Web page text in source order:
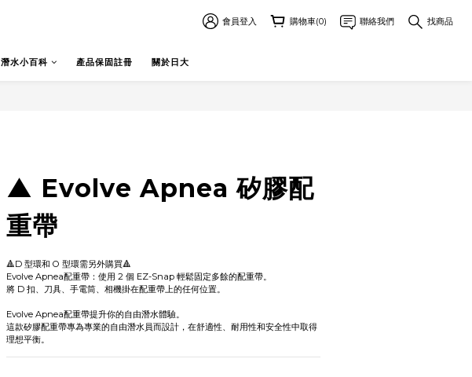
會員登入 購物車(0) 聯絡我們 找商品
潛水小百科 產品保固註冊 關於日大
▲ Evolve Apnea 矽膠配
重帶
🔺D 型環和 O 型環需另外購買🔺
Evolve Apnea配重帶：使用 2 個 EZ-Snap 輕鬆固定多餘的配重帶。
將 D 扣、刀具、手電筒、相機掛在配重帶上的任何位置。
Evolve Apnea配重帶提升你的自由潛水體驗。
這款矽膠配重帶專為專業的自由潛水員而設計，在舒適性、耐用性和安全性中取得
理想平衡。